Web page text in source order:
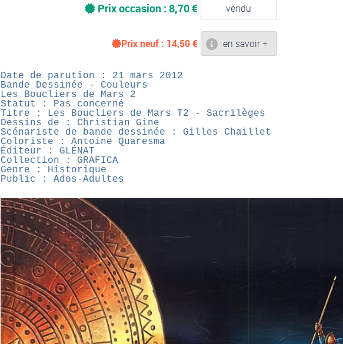
Prix occasion : 8,70 € vendu
Prix neuf : 14,50€ en savoir +
Date de parution : 21 mars 2012
Bande Dessinée - Couleurs
Les Boucliers de Mars 2
Statut : Pas concerné
Titre : Les Boucliers de Mars T2 - Sacrilèges
Dessins de : Christian Gine
Scénariste de bande dessinée : Gilles Chaillet
Coloriste : Antoine Quaresma
Éditeur : GLÉNAT
Collection : GRAFICA
Genre : Historique
Public : Ados-Adultes